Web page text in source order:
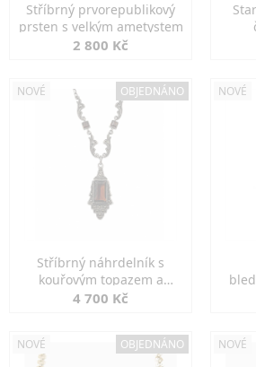
Stříbrný prvorepublikový
prsten s velkým ametystem
2 800 Kč
NOVÉ OBJEDNÁNO
Stříbrný náhrdelník s
kouřovým topazem a
markazity
4 700 Kč
NOVÉ
NOVÉ OBJEDNÁNO NOVÉ